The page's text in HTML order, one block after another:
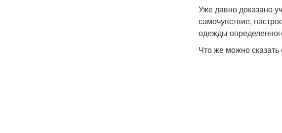
Уже давно доказано
самочувствие,
одежды
Что же можно